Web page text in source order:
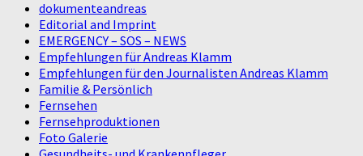
dokumenteandreas
Editorial and Imprint
EMERGENCY – SOS – NEWS
Empfehlungen für Andreas Klamm
Empfehlungen für den Journalisten Andreas Klamm
Familie & Persönlich
Fernsehen
Fernsehproduktionen
Foto Galerie